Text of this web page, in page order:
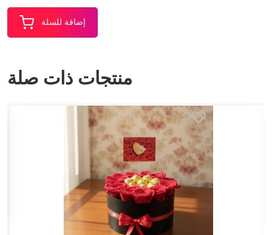
إضافة للسلة
منتجات ذات صلة